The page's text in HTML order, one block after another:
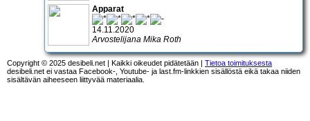
Apparat
14.11.2020
Arvostelijana Mika Roth
Copyright © 2025 desibeli.net | Kaikki oikeudet pidätetään | Tietoa toimituksesta
desibeli.net ei vastaa Facebook-, Youtube- ja last.fm-linkkien sisällöstä eikä takaa niiden
sisältävän aiheeseen liittyvää materiaalia.